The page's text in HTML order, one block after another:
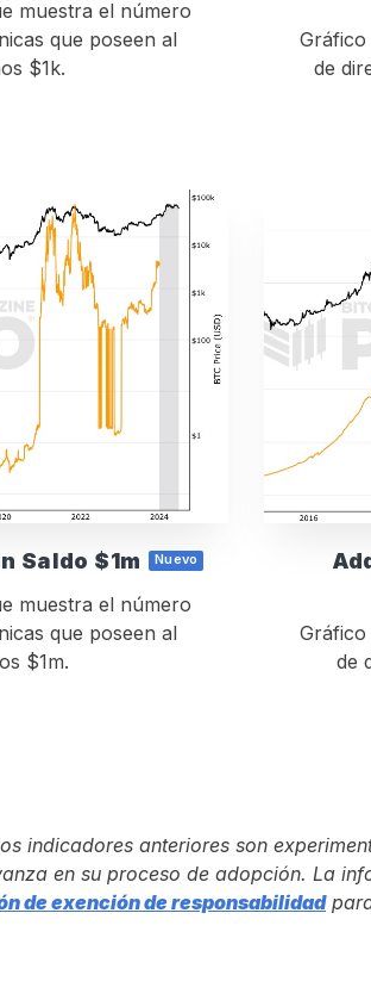
muestra el número
que poseen al
$1k.
de
Saldo $1m Nuevo
muestra el número
que poseen al
$1m.
de
indicadores anteriores son
en su proceso de adopción. La
de exención de responsabilidad